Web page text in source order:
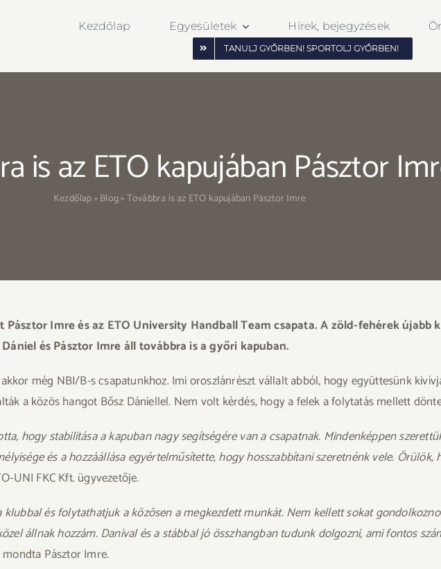
Kezdőlap Egyesületek Hírek, bejegyzések
TANULJ GYŐRBEN! SPORTOLJ GYŐRBEN!
is az ETO kapujában Pásztor
Kezdőlap»Blog»Továbbra is az ETO kapujában Pásztor Imre
Imre és az ETO University Handball Team csapata. A zöld-fehérek
és Pásztor Imre áll továbbra is a győri kapuban.
még NBI/B-s csapatunkhoz. Imi oroszlánrészt vállalt abból, hogy együttesünk
a közös hangot Bősz Dániellel. Nem volt kérdés, hogy a felek a folytatás mellett
hogy stabilitása a kapuban nagy segítségére van a csapatnak. Mindenképpen
és a hozzáállása egyértelműsítette, hogy hosszabbítani szeretnénk vele.
UNI FKC Kft. ügyvezetője.
és folytathatjuk a közösen a megkezdett munkát. Nem kellett sokat
állnak hozzám. Danival és a stábbal jó összhangban tudunk dolgozni, ami fontos
mondta Pásztor Imre.